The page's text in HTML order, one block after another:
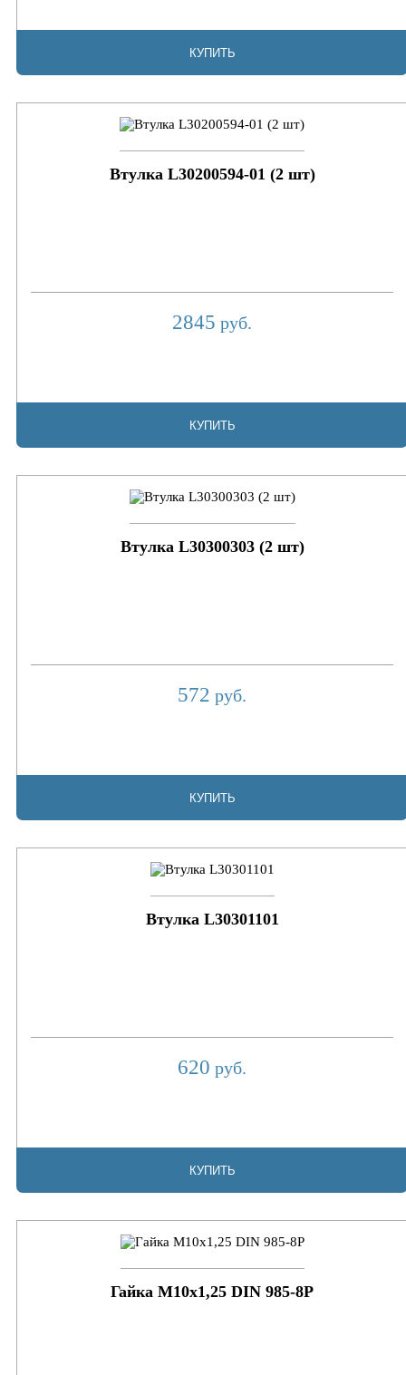
КУПИТЬ
Втулка L30200594-01 (2 шт)
2845 руб.
КУПИТЬ
Втулка L30300303 (2 шт)
572 руб.
КУПИТЬ
Втулка L30301101
620 руб.
КУПИТЬ
Гайка М10х1,25 DIN 985-8P